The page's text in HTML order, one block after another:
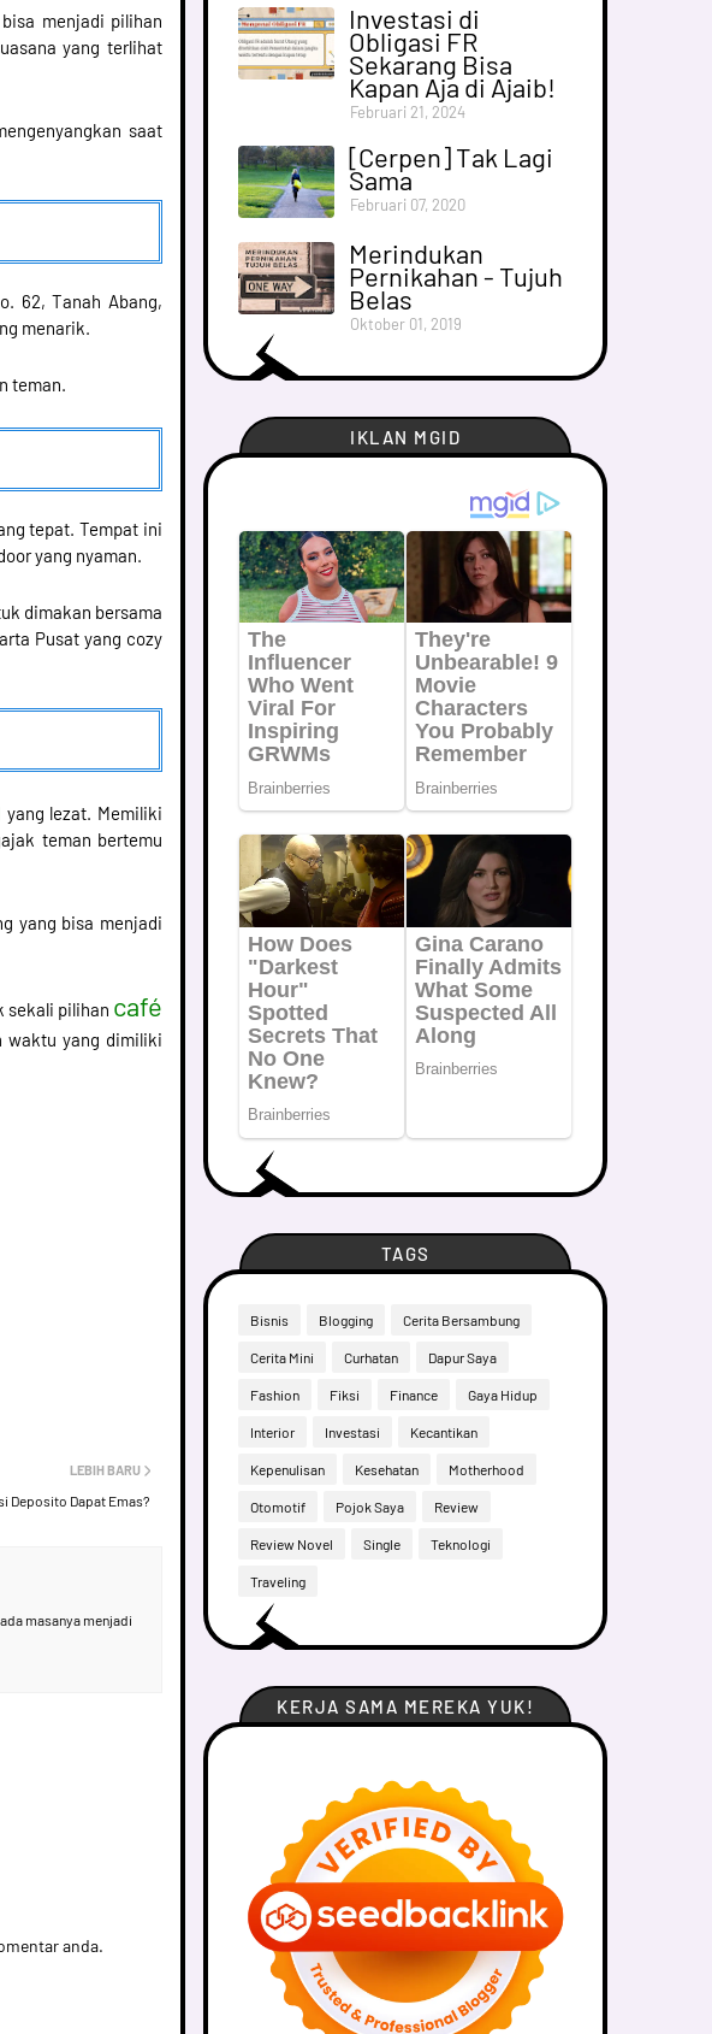
menjadi pilihan
yang terlihat
saat
62, Tanah Abang,
menarik.
teman.
tepat. Tempat ini
yang nyaman.
dimakan bersama
Pusat yang cozy
yang lezat. Memiliki
teman bertemu
yang bisa menjadi
sekali pilihan café
waktu yang dimiliki
LEBIH BARU
Deposito Dapat Emas?
masanya menjadi
anda.
Investasi di
Obligasi FR
Sekarang Bisa
Kapan Aja di Ajaib!
Februari 21, 2024
[Cerpen] Tak Lagi
Sama
Februari 07, 2020
Merindukan
Pernikahan - Tujuh
Belas
Oktober 01, 2019
IKLAN MGID
TAGS
Bisnis Blogging Cerita Bersambung
Cerita Mini Curhatan Dapur Saya
Fashion Fiksi Finance Gaya Hidup
Interior Investasi Kecantikan
Kepenulisan Kesehatan Motherhood
Otomotif Pojok Saya Review
Review Novel Single Teknologi
Traveling
KERJA SAMA MEREKA YUK!